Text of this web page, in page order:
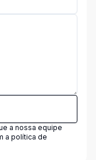
a nossa equipe
a política de